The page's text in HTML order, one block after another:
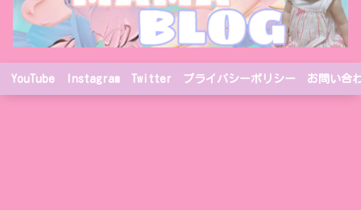
YouTube Instagram Twitter プライバシーポリシー お問い合